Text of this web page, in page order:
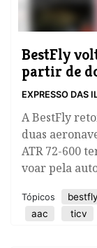
BestFly
partir de
EXPRESSO DAS
A BestFly
duas
ATR 72-600
voar pela
Tópicos bestfly
aac
ticv